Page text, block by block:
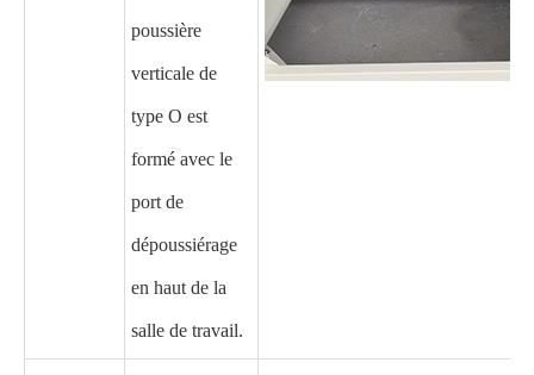
poussière
verticale de
type O est
formé avec le
port de
dépoussiérage
en haut de la
salle de travail.